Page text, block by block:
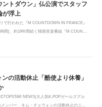
ントダウン」仏公演でスタッフ
が浮上
で行われた『M COUNTDOWN IN FRANCE』
間)、約19年間続く韓国音楽番組『M COUNT
の活動休止「酷使より休養」
NEWS)大人気K-POPガールズグル
ンバー、キム・チェウォンの活動休止のニュ